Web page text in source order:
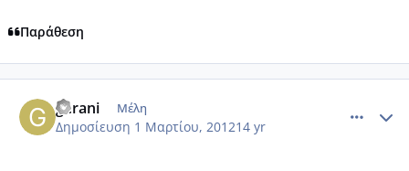
Παράθεση
gerani Μέλη
Δημοσίευση 1 Μαρτίου, 201214 yr